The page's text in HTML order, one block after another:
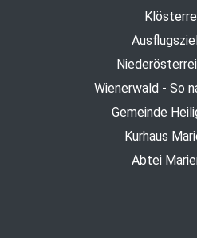
Wienerwald - So
Gemeinde
Kurhaus
Abtei